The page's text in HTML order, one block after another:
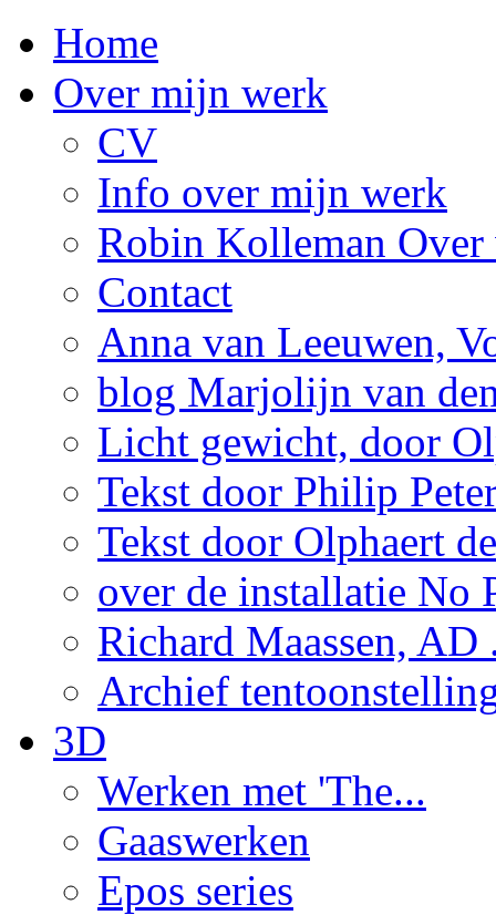
Home
Over mijn werk
CV
Info over mijn werk
Robin Kolleman
Contact
Anna van Leeuwen,
blog Marjolijn van
Licht gewicht, door
Tekst door Philip
Tekst door Olphaert
over de installatie No
Richard Maassen, AD
Archief
3D
Werken met 'The...
Gaaswerken
Epos series